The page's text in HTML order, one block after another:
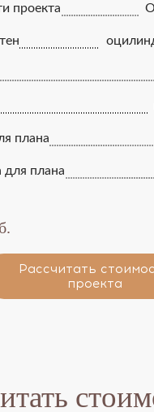
проекта
плана
для плана
Рассчитать
проекта